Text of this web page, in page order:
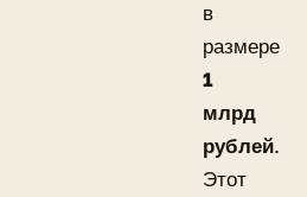
в
размере
1
млрд
рублей.
Этот